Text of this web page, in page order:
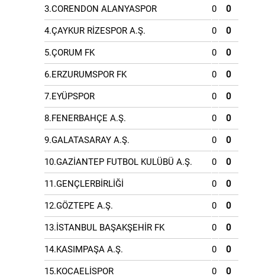
3.CORENDON ALANYASPOR 0 0
4.ÇAYKUR RİZESPOR A.Ş. 0 0
5.ÇORUM FK 0 0
6.ERZURUMSPOR FK 0 0
7.EYÜPSPOR 0 0
8.FENERBAHÇE A.Ş. 0 0
9.GALATASARAY A.Ş. 0 0
10.GAZİANTEP FUTBOL KULÜBÜ A.Ş. 0 0
11.GENÇLERBİRLİĞİ 0 0
12.GÖZTEPE A.Ş. 0 0
13.İSTANBUL BAŞAKŞEHİR FK 0 0
14.KASIMPAŞA A.Ş. 0 0
15.KOCAELİSPOR 0 0